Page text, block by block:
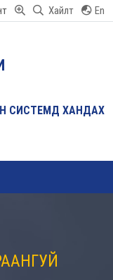
Хайлт En
СИСТЕМД ХАНДАХ